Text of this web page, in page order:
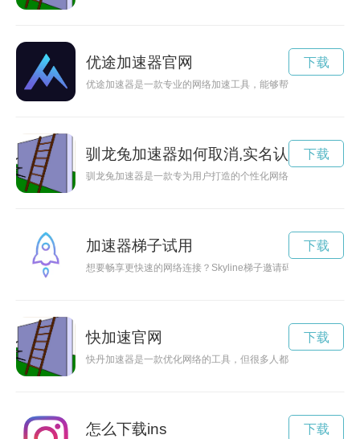
优途加速器官网
优途加速器是一款专业的网络加速工具，能够帮助用户实现高
下载
驯龙兔加速器如何取消,实名认证
驯龙兔加速器是一款专为用户打造的个性化网络加速工具，能
下载
加速器梯子试用
想要畅享更快速的网络连接？Skyline梯子邀请码为你提供最优
下载
快加速官网
快丹加速器是一款优化网络的工具，但很多人都不确定是否需
下载
怎么下载ins 下载